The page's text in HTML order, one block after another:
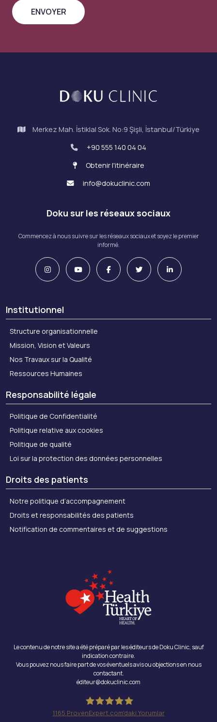
Merkez Mah. İstiklal Sok. No:9 Şişli, İstanbul/Türkiye
+90 555 140 04 04
Obtenir l'itinéraire
info@dokuclinic.com
Doku sur les réseaux sociaux
Commencez à nous suivre sur les réseaux sociaux et soyez le premier
informé.
Institutionnel
Structure organisationnelle
Mission, Vision et Valeurs
Nos Travaux sur la Qualité
Ressources Humaines
Responsabilité légale
Politique de Confidentialité
Politique relative aux cookies
Politique de qualité
Loi sur la protection des données personnelles
Droits des patients
Notre politique d’accompagnement
Droits et responsabilités des patients
Notification de commentaires et de suggestions
Le contenu de notre site a été préparé par les éditeurs de Doku Clinic, sauf
indication contraire.
Vous pouvez nous faire part de vos éventuels avis ou objections en nous
contactant.
éditeur@dokuclinic.com
1165 ProvenExpert.com'daki Yorumlar